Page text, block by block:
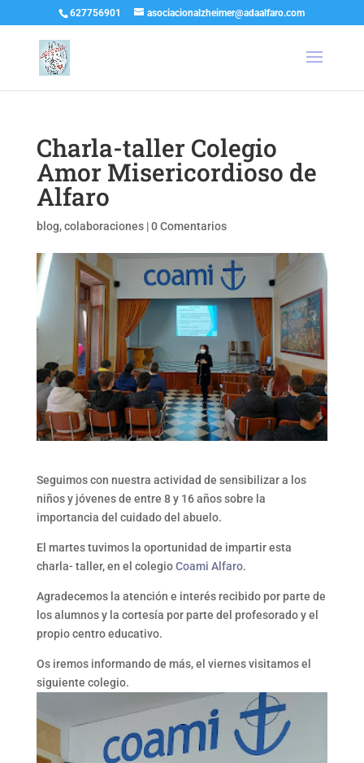
627756901 asociacionalzheimer@adaalfaro.com
Charla-taller Colegio
Amor Misericordioso de
Alfaro
blog,colaboraciones|0 Comentarios
Seguimos con nuestra actividad de sensibilizar a los
niños y jóvenes de entre 8 y 16 años sobre la
importancia del cuidado del abuelo.
El martes tuvimos la oportunidad de impartir esta
charla- taller, en el colegioCoami Alfaro.
Agradecemos la atención e interés recibido por parte de
los alumnos y la cortesía por parte del profesorado y el
propio centro educativo.
Os iremos informando de más, el viernes visitamos el
siguiente colegio.